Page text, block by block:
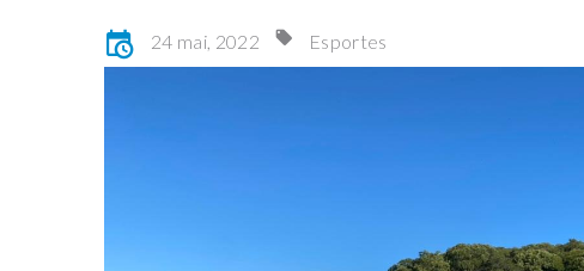
24 mai, 2022 Esportes